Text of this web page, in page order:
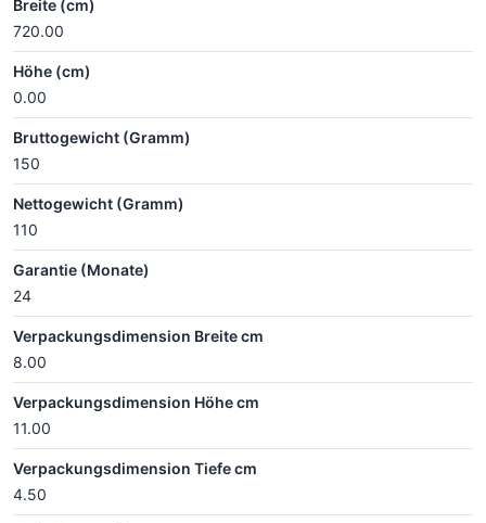
Breite (cm)
720.00
Höhe (cm)
0.00
Bruttogewicht (Gramm)
150
Nettogewicht (Gramm)
110
Garantie (Monate)
24
Verpackungsdimension Breite cm
8.00
Verpackungsdimension Höhe cm
11.00
Verpackungsdimension Tiefe cm
4.50